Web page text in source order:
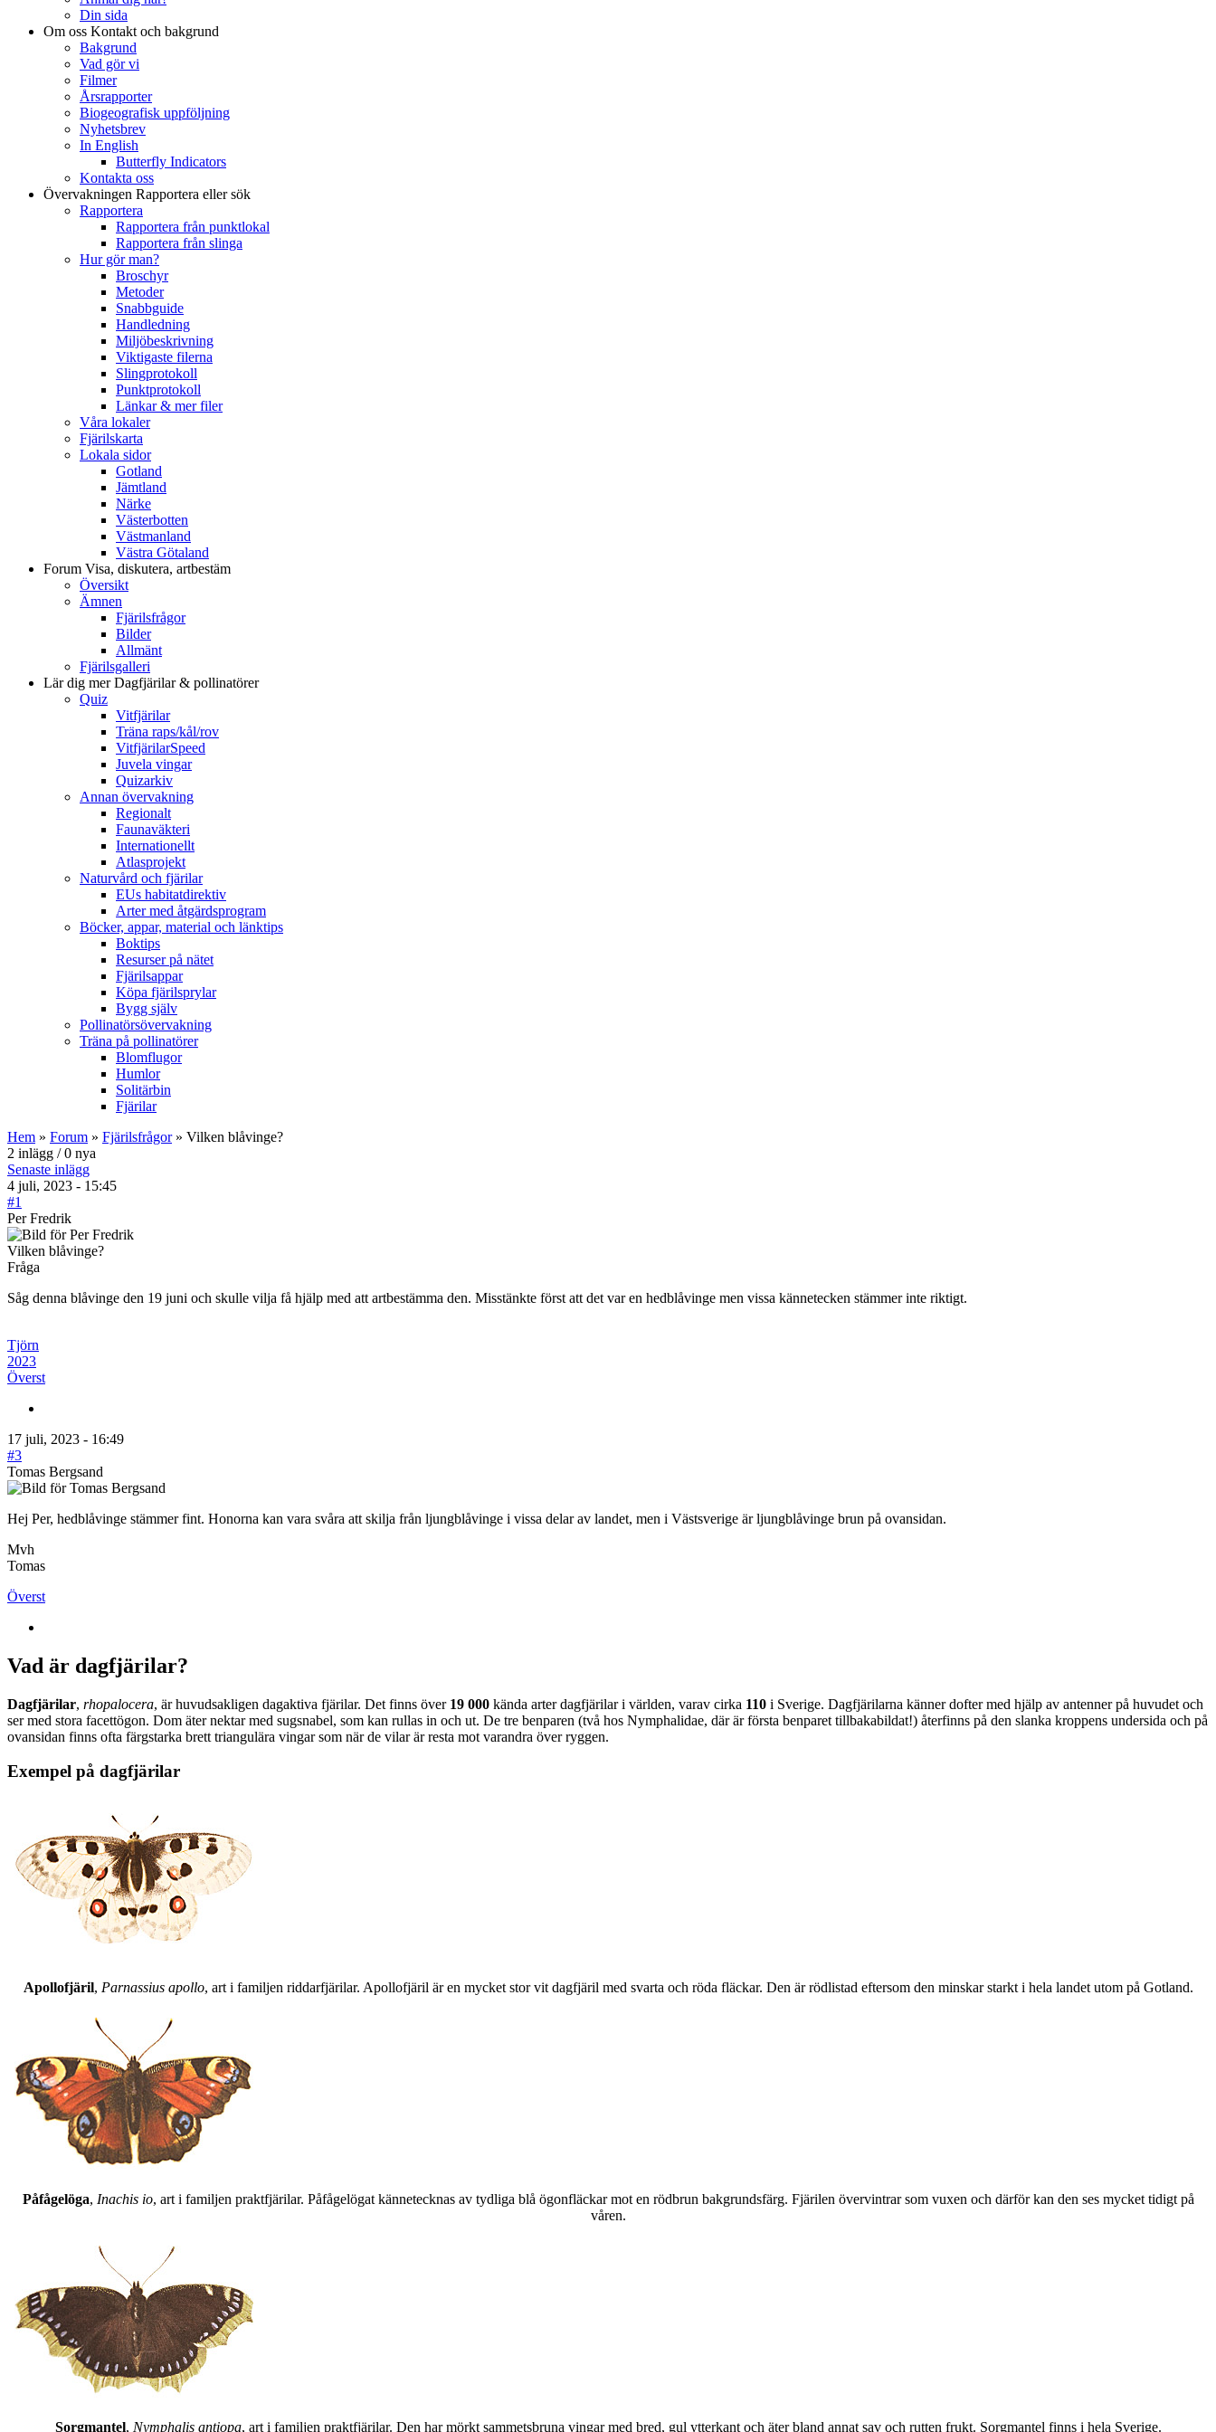
Din sida
Om oss Kontakt och bakgrund
Bakgrund
Vad gör vi
Filmer
Årsrapporter
Biogeografisk uppföljning
Nyhetsbrev
In English
Butterfly Indicators
Kontakta oss
Övervakningen Rapportera eller sök
Rapportera
Rapportera från punktlokal
Rapportera från slinga
Hur gör man?
Broschyr
Metoder
Snabbguide
Handledning
Miljöbeskrivning
Viktigaste filerna
Slingprotokoll
Punktprotokoll
Länkar & mer filer
Våra lokaler
Fjärilskarta
Lokala sidor
Gotland
Jämtland
Närke
Västerbotten
Västmanland
Västra Götaland
Forum Visa, diskutera, artbestäm
Översikt
Ämnen
Fjärilsfrågor
Bilder
Allmänt
Fjärilsgalleri
Lär dig merDagfjärilar & pollinatörer
Quiz
Vitfjärilar
Träna raps/kål/rov
VitfjärilarSpeed
Juvela vingar
Quizarkiv
Annan övervakning
Regionalt
Faunaväkteri
Internationellt
Atlasprojekt
Naturvård och fjärilar
EUs habitatdirektiv
Arter med åtgärdsprogram
Böcker, appar, material och länktips
Boktips
Resurser på nätet
Fjärilsappar
Köpa fjärilsprylar
Bygg själv
Pollinatörsövervakning
Träna på pollinatörer
Blomflugor
Humlor
Solitärbin
Fjärilar
Hem » Forum » Fjärilsfrågor» Vilken blåvinge?
2 inlägg / 0 nya
Senaste inlägg
4 juli, 2023 - 15:45
#1
Per Fredrik
Vilken blåvinge?
Fråga
Såg denna blåvinge den 19 juni och skulle vilja få hjälp med att artbestämma den. Misstänkte först att det var en hedblåvinge men vissa kännetecken stämmer inte riktigt.
Tjörn
2023
Överst
17 juli, 2023 - 16:49
#3
Tomas Bergsand
Hej Per, hedblåvinge stämmer fint. Honorna kan vara svåra att skilja från ljungblåvinge i vissa delar av landet, men i Västsverige är ljungblåvinge brun på ovansidan.
Mvh
Tomas
Överst
Vad är dagfjärilar?
Dagfjärilar, rhopalocera, är huvudsakligen dagaktiva fjärilar. Det finns över 19 000 kända arter dagfjärilar i världen, varav cirka 110 i Sverige. Dagfjärilarna känner dofter med hjälp av antenner på huvudet och
ser med stora facettögon. Dom äter nektar med sugsnabel, som kan rullas in och ut. De tre benparen (två hos Nymphalidae, där är första benparet tillbakabildat!) återfinns på den slanka kroppens undersida och på
ovansidan finns ofta färgstarka brett triangulära vingar som när de vilar är resta mot varandra över ryggen.
Exempel på dagfjärilar
Apollofjäril, Parnassius apollo, art i familjen riddarfjärilar. Apollofjäril är en mycket stor vit dagfjäril med svarta och röda fläckar. Den är rödlistad eftersom den minskar starkt i hela landet utom på Gotland.
Påfågelöga, Inachis io, art i familjen praktfjärilar. Påfågelögat kännetecknas av tydliga blå ögonfläckar mot en rödbrun bakgrundsfärg. Fjärilen övervintrar som vuxen och därför kan den ses mycket tidigt på
våren.
Sorgmantel, Nymphalis antiopa, art i familjen praktfjärilar. Den har mörkt sammetsbruna vingar med bred, gul ytterkant och äter bland annat sav och rutten frukt. Sorgmantel finns i hela Sverige.